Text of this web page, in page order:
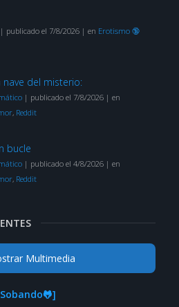
publicado el 7/8/2026| en Erotismo 🔞
nave del misterio:
| publicado el 7/8/2026| en
, Reddit
bucle
| publicado el 4/8/2026| en
, Reddit
Multimedia